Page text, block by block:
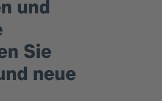
und
Sie
neue